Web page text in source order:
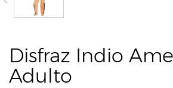
Disfraz Indio
Adulto